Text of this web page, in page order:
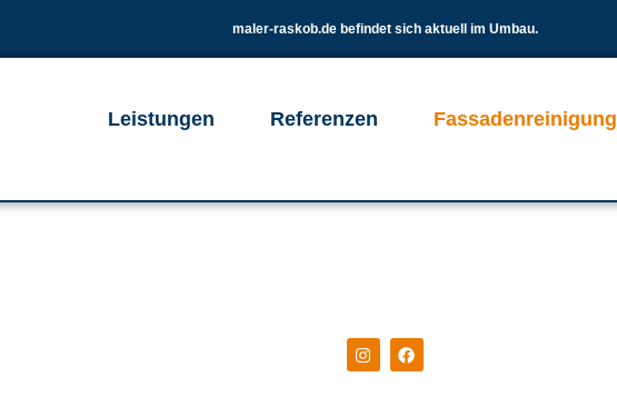
maler-raskob.de befindet sich aktuell im Umbau.
Leistungen Referenzen Fassadenreinigung